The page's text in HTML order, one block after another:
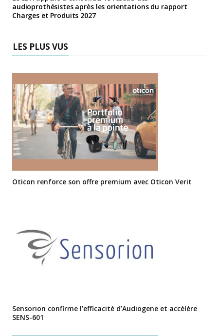
audioprothésistes après les orientations du rapport
Charges et Produits 2027
LES PLUS VUS
Oticon renforce son offre premium avec Oticon Verit
Sensorion confirme l’efficacité d’Audiogene et accélère
SENS-601